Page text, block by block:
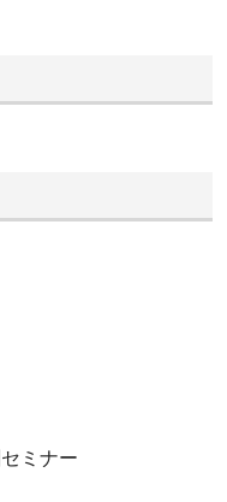
ミナー